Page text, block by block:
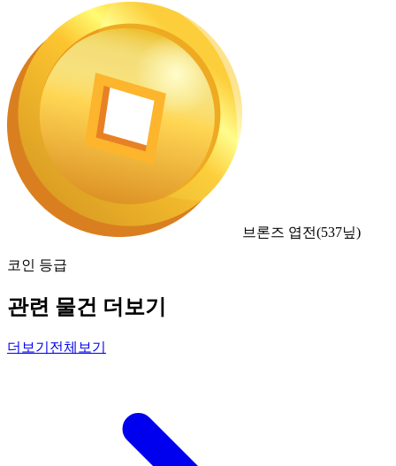
브론즈 엽전(537닢)
코인 등급
관련 물건 더보기
더보기 전체보기